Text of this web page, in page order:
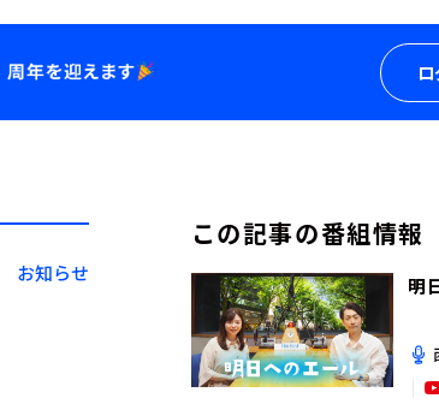
お知らせ
この記事の番組情報
明